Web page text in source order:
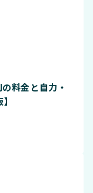
料金と自力・